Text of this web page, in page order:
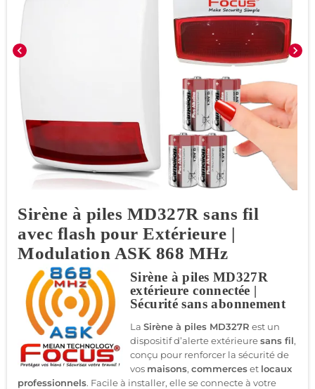
chevron_left chevron_right
Sirène à piles MD327R sans fil
avec flash pour Extérieure |
Modulation ASK 868 MHz
Sirène à piles MD327R
extérieure connectée |
Sécurité sans abonnement
La Sirène à piles MD327R est un
dispositif d’alerte extérieuresans fil,
conçu pour renforcer la sécurité de
vos maisons, commerceset locaux
professionnels. Facile à installer, elle se connecte à votre